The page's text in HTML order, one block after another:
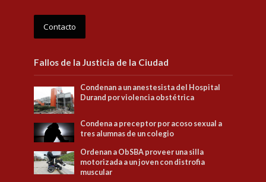
Contacto
Fallos de la Justicia de la Ciudad
Condenan a un anestesista del Hospital
Durand por violencia obstétrica
Condena a preceptor por acoso sexual a
tres alumnas de un colegio
Ordenan a ObSBA proveer una silla
motorizada a un joven con distrofia
muscular